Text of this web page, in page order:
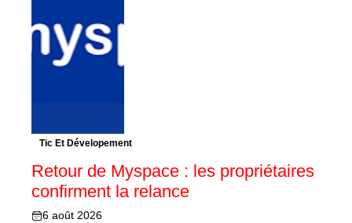
Tic Et Dévelopement
Retour de Myspace : les propriétaires
confirment la relance
6 août 2026